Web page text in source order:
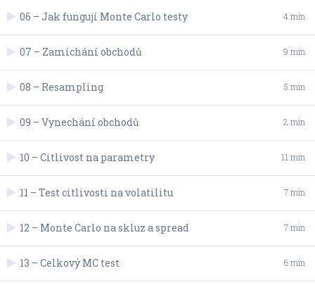
06 – Jak fungují Monte Carlo testy 4 min
07 – Zamíchání obchodů 9 min
08 – Resampling 5 min
09 – Vynechání obchodů 2 min
10 – Citlivost na parametry 11 min
11 – Test citlivosti na volatilitu 7 min
12 – Monte Carlo na skluz a spread 7 min
13 – Celkový MC test 6 min